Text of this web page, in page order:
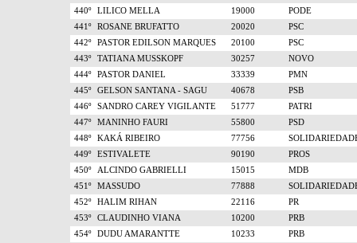
440º
LILICO MELLA 19000
PODE
441º
ROSANE BRUFATTO 20020
PSC
442º
PASTOR EDILSON MARQUES 20100
PSC
443º
TATIANA MUSSKOPF 30257
NOVO
444º
PASTOR DANIEL 33339
PMN
445º
GELSON SANTANA - SAGU 40678
PSB
446º
SANDRO CAREY VIGILANTE 51777
PATRI
447º
MANINHO FAURI 55800
PSD
448º
KAKÁ RIBEIRO 77756
449º
ESTIVALETE 90190
PROS
450º
ALCINDO GABRIELLI 15015
MDB
451º
MASSUDO 77888
452º
HALIM RIHAN 22116
PR
453º
CLAUDINHO VIANA 10200
PRB
454º
DUDU AMARANTTE 10233 PRB